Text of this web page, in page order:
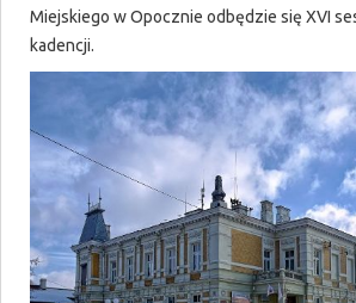
Miejskiego w Opocznie odbędzie się XVI
kadencji.